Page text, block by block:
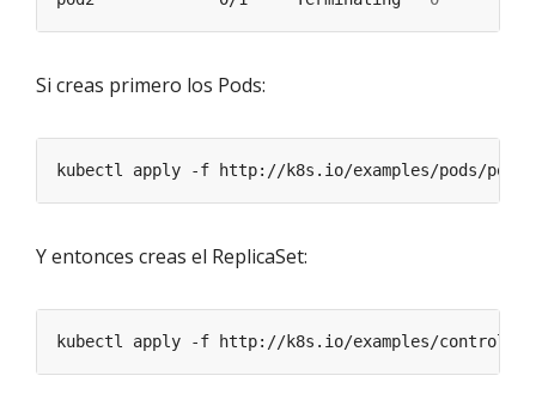
Si creas primero los Pods:
Y entonces creas el ReplicaSet: